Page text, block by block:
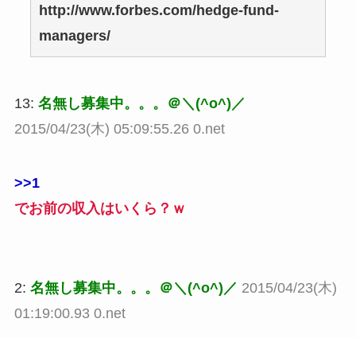
http://www.forbes.com/hedge-fund-
managers/
13: 名無し募集中。。。＠＼(^o^)／
2015/04/23(木) 05:09:55.26 0.net
>>1
でお前の収入はいくら？ｗ
2: 名無し募集中。。。＠＼(^o^)／ 2015/04/23(木)
01:19:00.93 0.net